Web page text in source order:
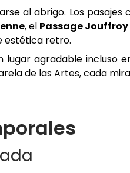
al abrigo. Los
, el Passage Jouffroy
estética retro.
agradable incluso
de las Artes, cada